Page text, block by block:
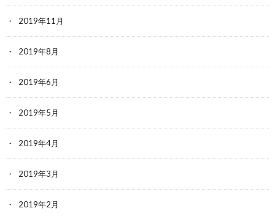
2019年11月
2019年8月
2019年6月
2019年5月
2019年4月
2019年3月
2019年2月